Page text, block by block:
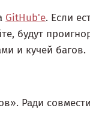
GitHub'е. Если
будут
и кучей багов.
Ради